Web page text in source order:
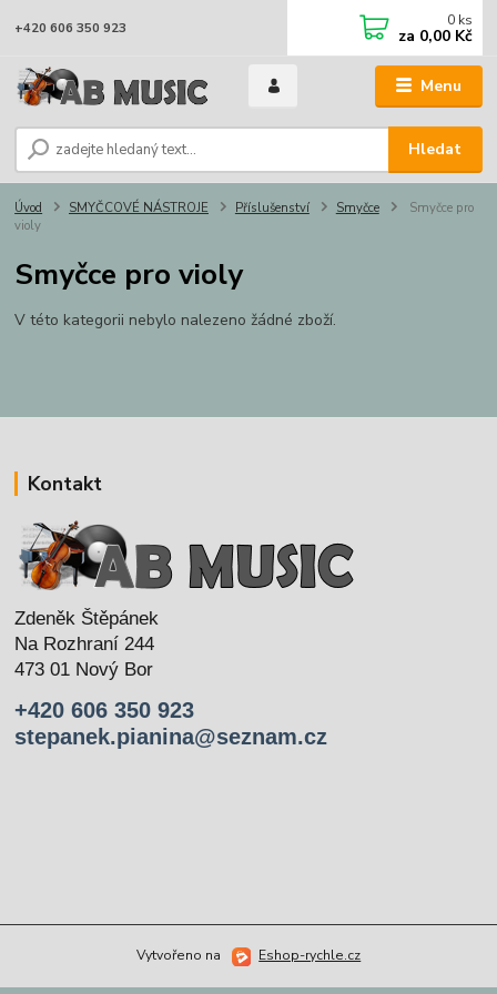
Menu
Hledat
+420 606 350 923 0 ks
za 0,00 Kč
Úvod SMYČCOVÉ NÁSTROJE Příslušenství Smyčce
Smyčce pro
violy
Smyčce pro violy
V této kategorii nebylo nalezeno žádné zboží.
Kontakt
Zdeněk Štěpánek
Na Rozhraní 244
473 01 Nový Bor
+420 606 350 923
stepanek.pianina@seznam.cz
Vytvořeno na Eshop-rychle.cz